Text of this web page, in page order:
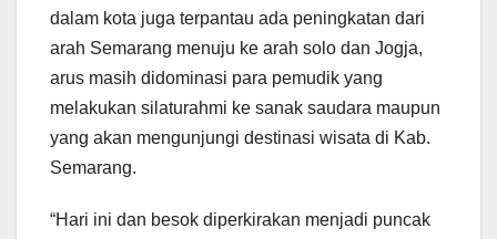
dalam kota juga terpantau ada peningkatan dari
arah Semarang menuju ke arah solo dan Jogja,
arus masih didominasi para pemudik yang
melakukan silaturahmi ke sanak saudara maupun
yang akan mengunjungi destinasi wisata di Kab.
Semarang.
“Hari ini dan besok diperkirakan menjadi puncak